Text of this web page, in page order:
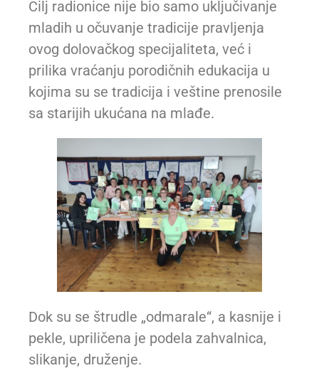
Cilj radionice nije bio samo uključivanje
mladih u očuvanje tradicije pravljenja
ovog dolovačkog specijaliteta, već i
prilika vraćanju porodičnih edukacija u
kojima su se tradicija i veštine prenosile
Dok su se štrudle „odmarale“, a kasnije i
pekle, upriličena je podela zahvalnica,